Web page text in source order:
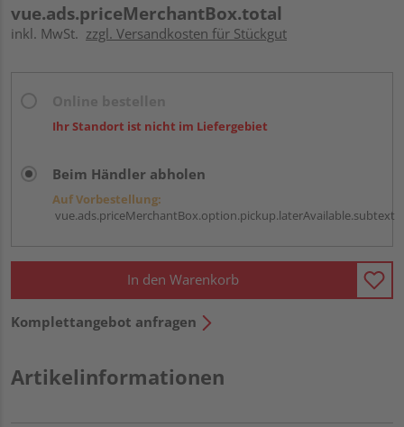
vue.ads.priceMerchantBox.total
inkl. MwSt. zzgl. Versandkosten für Stückgut
Ihr Standort ist nicht im Liefergebiet
Beim Händler abholen
Auf Vorbestellung:
vue.ads.priceMerchantBox.option.pickup.laterAvailable.subtext
In den Warenkorb
Komplettangebot anfragen
Artikelinformationen